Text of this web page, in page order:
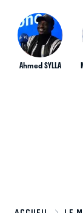
Ahmed SYLLA